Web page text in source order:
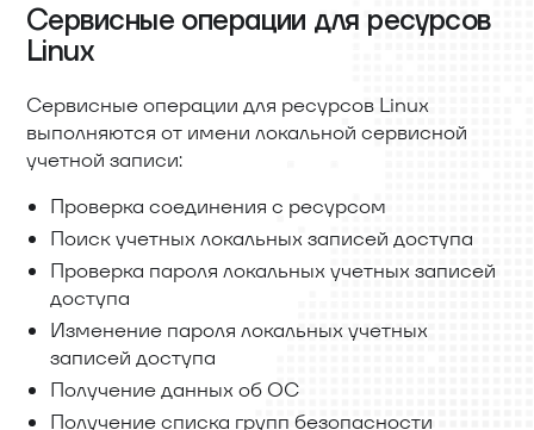
Сервисные операции для ресурсов
Linux
Сервисные операции для ресурсов Linux
выполняются от имени локальной сервисной
учетной записи:
Проверка соединения с ресурсом
Поиск учетных локальных записей доступа
Проверка пароля локальных учетных записей
доступа
Изменение пароля локальных учетных
записей доступа
Получение данных об ОС
Получение списка групп безопасности